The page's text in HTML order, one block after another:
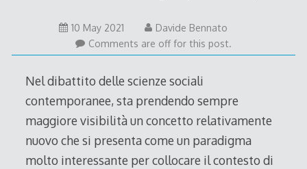
10 May 2021
Davide Bennato
Comments are off for this post.
Nel dibattito delle scienze sociali
contemporanee, sta prendendo sempre
maggiore visibilità un concetto relativamente
nuovo che si presenta come un paradigma
molto interessante per collocare il contesto di